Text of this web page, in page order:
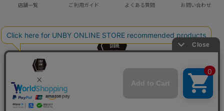
店舗一覧 ご利用ガイド よくある質問 お問い合わせ
UNBY GENERAL GOODS STORE